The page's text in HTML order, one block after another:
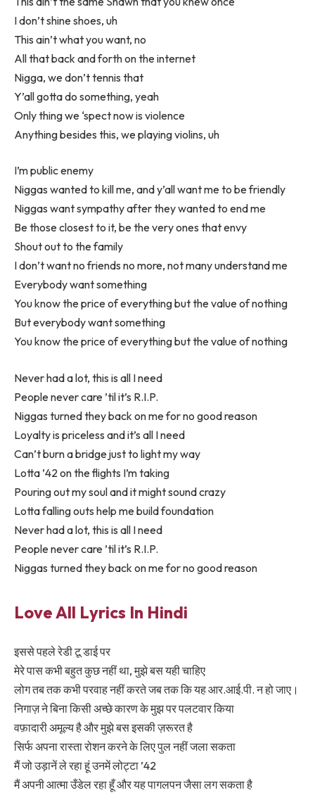
I don’t shine shoes, uh
This ain’t what you want, no
All that back and forth on the internet
Nigga, we don’t tennis that
Y’all gotta do something, yeah
Only thing we ‘spect now is violence
Anything besides this, we playing violins, uh
I’m public enemy
Niggas wanted to kill me, and y’all want me to be friendly
Niggas want sympathy after they wanted to end me
Be those closest to it, be the very ones that envy
Shout out to the family
I don’t want no friends no more, not many understand me
Everybody want something
You know the price of everything but the value of nothing
But everybody want something
You know the price of everything but the value of nothing
Never had a lot, this is all I need
People never care ’til it’s R.I.P.
Niggas turned they back on me for no good reason
Loyalty is priceless and it’s all I need
Can’t burn a bridge just to light my way
Lotta ’42 on the flights I’m taking
Pouring out my soul and it might sound crazy
Lotta falling outs help me build foundation
Never had a lot, this is all I need
People never care ’til it’s R.I.P.
Niggas turned they back on me for no good reason
Love All Lyrics In Hindi
इससे पहले रेडी टू डाई पर
मेरे पास कभी बहुत कुछ नहीं था, मुझे बस यही चाहिए
लोग तब तक कभी परवाह नहीं करते जब तक कि यह आर.आई.पी. न हो जाए।
निगाज़ ने बिना किसी अच्छे कारण के मुझ पर पलटवार किया
वफ़ादारी अमूल्य है और मुझे बस इसकी ज़रूरत है
सिर्फ अपना रास्ता रोशन करने के लिए पुल नहीं जला सकता
मैं जो उड़ानें ले रहा हूं उनमें लोट्टा ’42
मैं अपनी आत्मा उँडेल रहा हूँ और यह पागलपन जैसा लग सकता है